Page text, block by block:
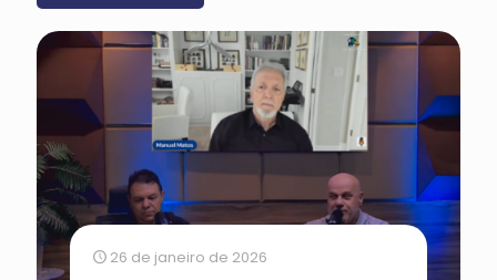
26 de janeiro de 2026